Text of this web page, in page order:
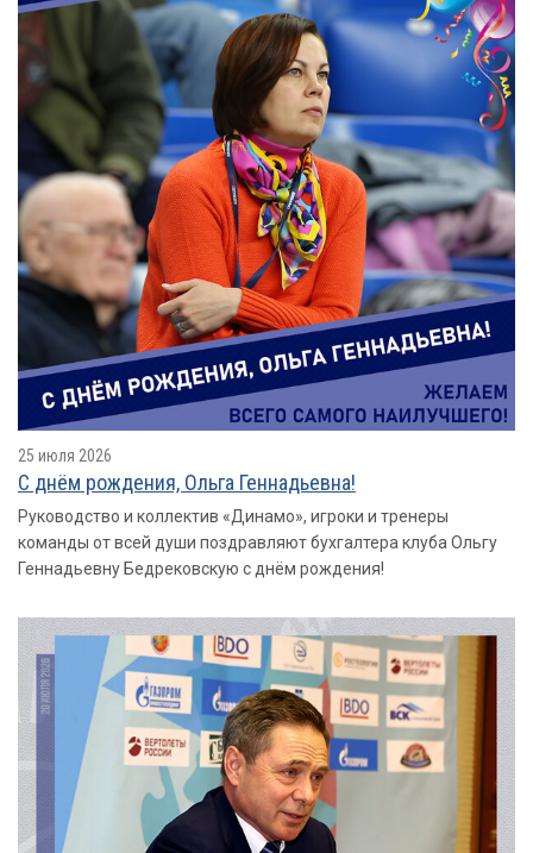
25 июля 2026
С днём рождения, Ольга Геннадьевна!
Руководство и коллектив «Динамо», игроки и тренеры
команды от всей души поздравляют бухгалтера клуба Ольгу
Геннадьевну Бедрековскую с днём рождения!